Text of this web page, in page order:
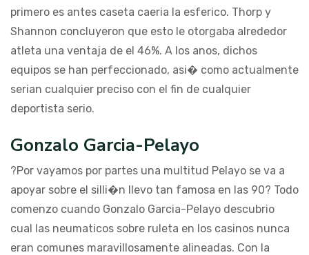
primero es antes caseta caeria la esferico. Thorp y
Shannon concluyeron que esto le otorgaba alrededor
atleta una ventaja de el 46%. A los anos, dichos
equipos se han perfeccionado, asi� como actualmente
serian cualquier preciso con el fin de cualquier
deportista serio.
Gonzalo Garcia-Pelayo
?Por vayamos por partes una multitud Pelayo se va a
apoyar sobre el silli�n llevo tan famosa en las 90? Todo
comenzo cuando Gonzalo Garcia-Pelayo descubrio
cual las neumaticos sobre ruleta en los casinos nunca
eran comunes maravillosamente alineadas. Con la